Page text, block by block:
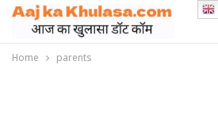
Home parents